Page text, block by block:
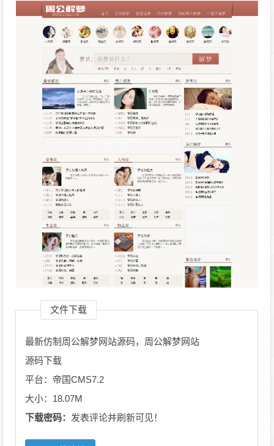
文件下载
最新仿制周公解梦网站源码，周公解梦网站
源码下载
平台：帝国CMS7.2
大小：18.07M
下载密码： 发表评论并刷新可见！